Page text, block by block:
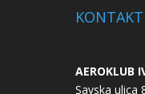
AEROKLUB
Savska ulica